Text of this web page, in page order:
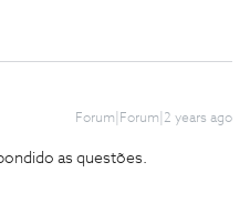
Forum|Forum|2 years ago
as questões.